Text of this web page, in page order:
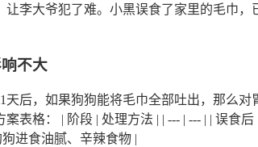
李大爷犯了难。小黑误食了家里的毛巾
不大
后，如果狗狗能将毛巾全部吐出，那么
表格： | 阶段 | 处理方法 | | --- | --- | | 误食
进食油腻、辛辣食物 |